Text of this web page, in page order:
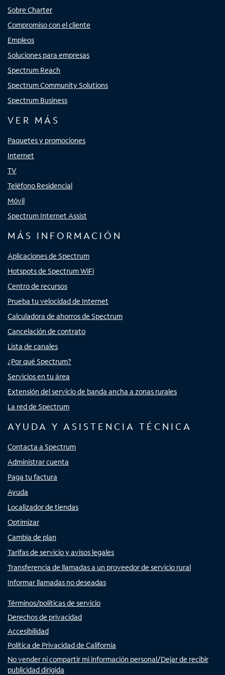
Sobre Charter
Compromiso con el cliente
Empleos
Soluciones para empresas
Spectrum Reach
Spectrum Community Solutions
Spectrum Business
VER MÁS
Paquetes y promociones
Internet
TV
Teléfono Residencial
Móvil
Spectrum Internet Assist
MÁS INFORMACIÓN
Aplicaciones de Spectrum
Hotspots de Spectrum WiFi
Centro de recursos
Prueba tu velocidad de Internet
Calculadora de ahorros de Spectrum
Cancelación de contrato
Lista de canales
¿Por qué Spectrum?
Servicios en tu área
Extensión del servicio de banda ancha a zonas rurales
La red de Spectrum
AYUDA Y ASISTENCIA TÉCNICA
Contacta a Spectrum
Administrar cuenta
Paga tu factura
Ayuda
Localizador de tiendas
Optimizar
Cambia de plan
Tarifas de servicio y avisos legales
Transferencia de llamadas a un proveedor de servicio rural
Informar llamadas no deseadas
Términos/políticas de servicio
Derechos de privacidad
Accesibilidad
Política de Privacidad de California
No vender ni compartir mi información personal/Dejar de recibir
publicidad dirigida